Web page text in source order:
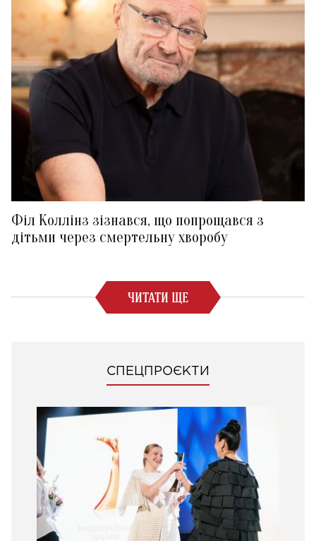
Філ Коллінз зізнався, що попрощався з
дітьми через смертельну хворобу
ЧИТАТИ ЩЕ
СПЕЦПРОЄКТИ